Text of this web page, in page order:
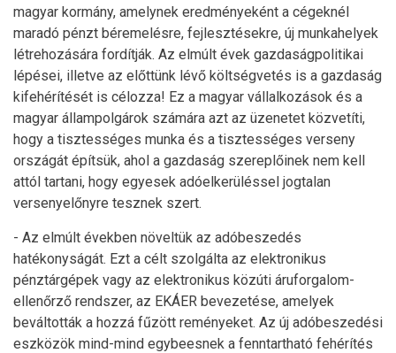
magyar kormány, amelynek eredményeként a cégeknél
maradó pénzt béremelésre, fejlesztésekre, új munkahelyek
létrehozására fordítják. Az elmúlt évek gazdaságpolitikai
lépései, illetve az előttünk lévő költségvetés is a gazdaság
kifehérítését is célozza! Ez a magyar vállalkozások és a
magyar állampolgárok számára azt az üzenetet közvetíti,
hogy a tisztességes munka és a tisztességes verseny
országát építsük, ahol a gazdaság szereplőinek nem kell
attól tartani, hogy egyesek adóelkerüléssel jogtalan
versenyelőnyre tesznek szert.
- Az elmúlt években növeltük az adóbeszedés
hatékonyságát. Ezt a célt szolgálta az elektronikus
pénztárgépek vagy az elektronikus közúti áruforgalom-
ellenőrző rendszer, az EKÁER bevezetése, amelyek
beváltották a hozzá fűzött reményeket. Az új adóbeszedési
eszközök mind-mind egybeesnek a fenntartható fehérítés